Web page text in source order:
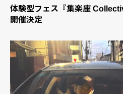
体験型フェス『集楽座
開催決定